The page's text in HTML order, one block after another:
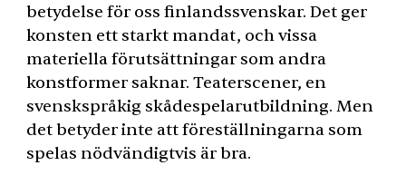
betydelse för oss finlandssvenskar. Det ger
konsten ett starkt mandat, och vissa
materiella förutsättningar som andra
konstformer saknar. Teaterscener, en
svenskspråkig skådespelarutbildning. Men
det betyder inte att föreställningarna som
spelas nödvändigtvis är bra.